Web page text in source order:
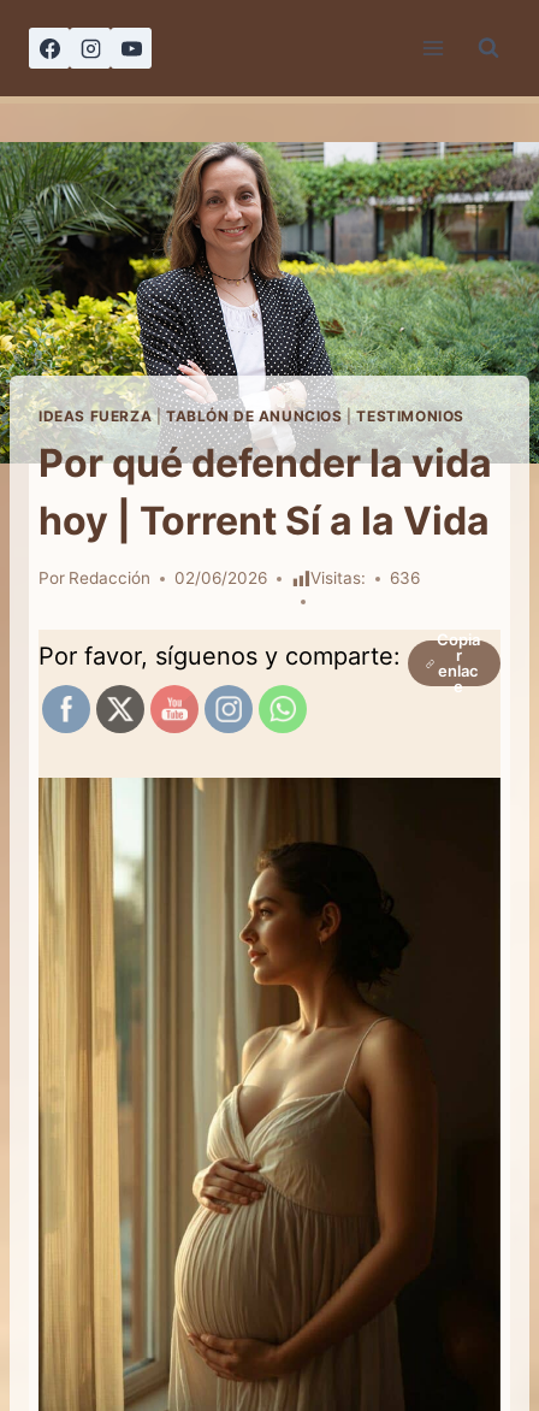
IDEAS FUERZA|TABLÓN DE ANUNCIOS|TESTIMONIOS
Por qué defender la vida
hoy | Torrent Sí a la Vida
Por Redacción 02/06/2026 Visitas: 636
Por favor, síguenos y comparte:
Copia
r
enlac
e